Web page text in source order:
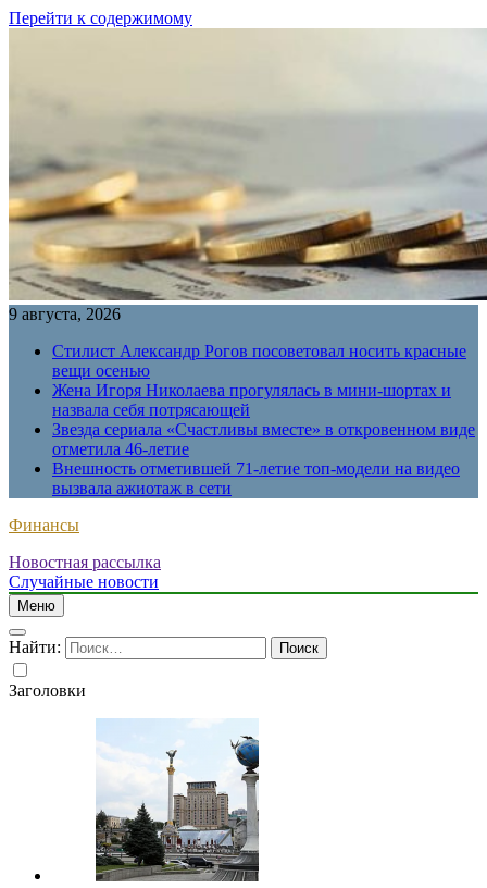
Перейти к содержимому
9 августа, 2026
Стилист Александр Рогов посоветовал носить красные
вещи осенью
Жена Игоря Николаева прогулялась в мини-шортах и
назвала себя потрясающей
Звезда сериала «Счастливы вместе» в откровенном виде
отметила 46-летие
Внешность отметившей 71-летие топ-модели на видео
вызвала ажиотаж в сети
Финансы
Новостная рассылка
Случайные новости
Меню
Найти:
Заголовки